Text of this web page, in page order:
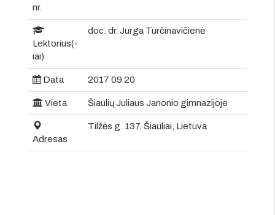
nr.
Lektorius(-
iai)
doc. dr. Jurga Turčinavičienė
Data 2017 09 20
Vieta Šiaulių Juliaus Janonio gimnazijoje
Adresas
Tilžės g. 137, Šiauliai, Lietuva